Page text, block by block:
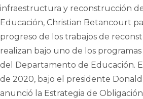
infraestructura y reconstrucción
Educación, Christian Betancourt
progreso de los trabajos de
realizan bajo uno de los
del Departamento de Educación.
de 2020, bajo el presidente
anunció la Estrategia de